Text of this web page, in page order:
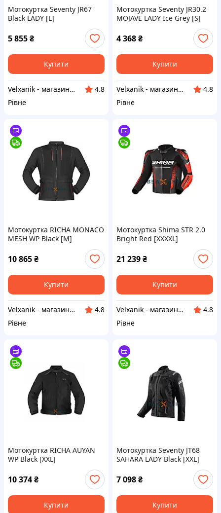
Мотокуртка Seventy JR67
Black LADY [L]
5 855₴
Купити
Velxanik - магазин мототехніки, велотоварів, с/г техніки, аксесуарів та запчастин
4.8
Рівне
Мотокуртка Seventy JR30.2
MOJAVE LADY Ice Grey [S]
4 368₴
Купити
Velxanik - магазин мототехніки, велотоварів, с/г техніки, аксесуарів та запчастин
4.8
Рівне
Мотокуртка RICHA MONACO
MESH WP Black [M]
10 865₴
Купити
Velxanik - магазин мототехніки, велотоварів, с/г техніки, аксесуарів та запчастин
4.8
Рівне
Мотокуртка Shima STR 2.0
Bright Red [XXXXL]
21 239₴
Купити
Velxanik - магазин мототехніки, велотоварів, с/г техніки, аксесуарів та запчастин
4.8
Рівне
Мотокуртка RICHA AUYAN
WP Black [XXL]
10 374₴
Купити
Мотокуртка Seventy JT68
SAHARA LADY Black [XXL]
7 098₴
Купити